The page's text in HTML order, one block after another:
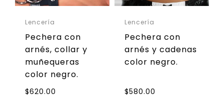
Lencería
Pechera con
arnés, collar y
muñequeras
color negro.
$620.00
Lencería
Pechera con
arnés y cadenas
color negro.
$580.00